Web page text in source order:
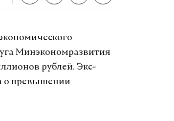
Минэкономразвития
рублей. Экс-
о превышении